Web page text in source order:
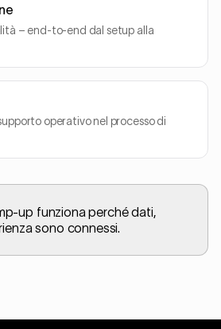
– end-to-end dal setup alla
operativo nel processo di
up funziona perché dati,
sono connessi.